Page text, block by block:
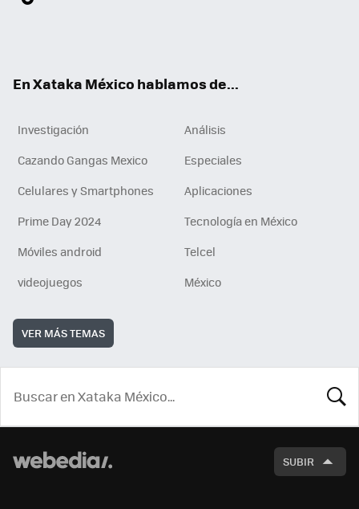
En Xataka México hablamos de...
Investigación
Análisis
Cazando Gangas Mexico
Especiales
Celulares y Smartphones
Aplicaciones
Prime Day 2024
Tecnología en México
Móviles android
Telcel
videojuegos
México
VER MÁS TEMAS
SUBIR